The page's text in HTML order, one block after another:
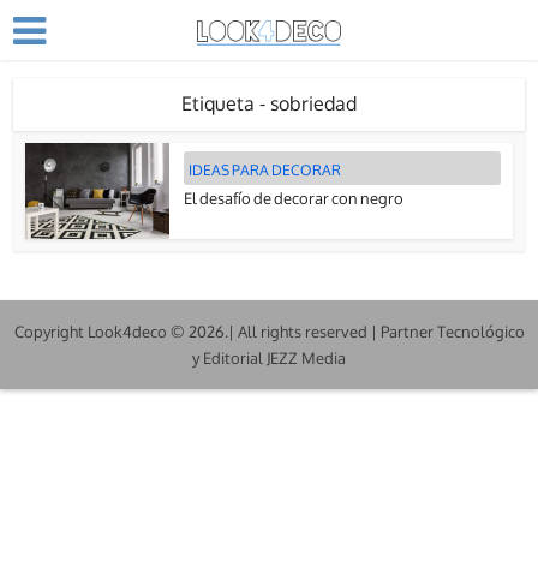
Etiqueta - sobriedad
IDEAS PARA DECORAR
El desafío de decorar con negro
Copyright Look4deco © 2026.| All rights reserved | Partner Tecnológico
y Editorial JEZZ Media